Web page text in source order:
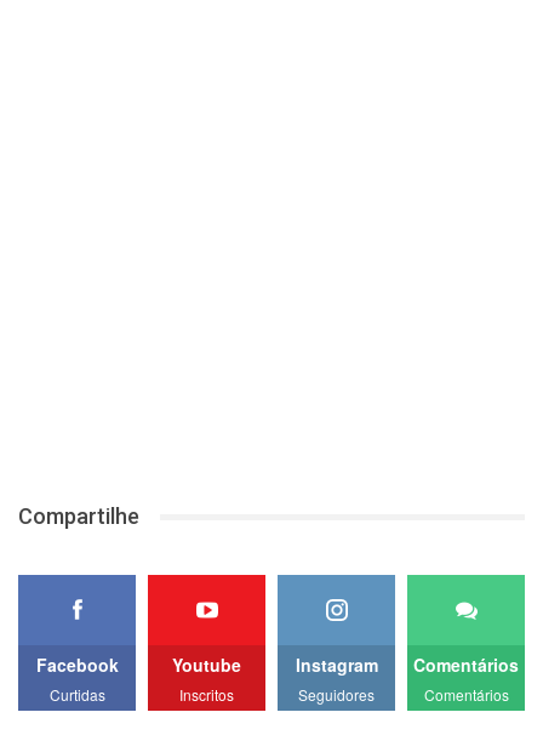
Compartilhe
Facebook
Curtidas
Youtube
Inscritos
Instagram
Seguidores
Comentários
Comentários